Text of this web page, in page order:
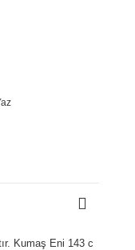
Kumaş Eni 143 c